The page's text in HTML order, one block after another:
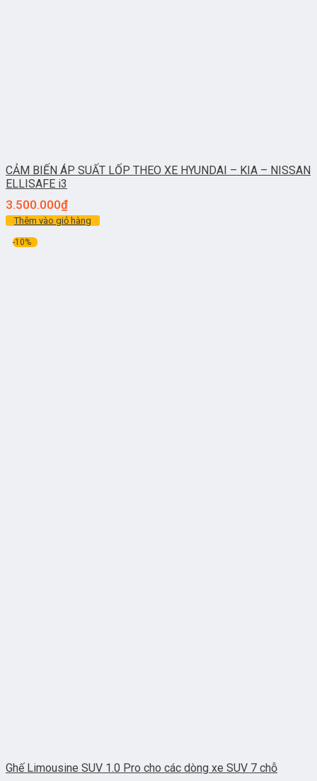
CẢM BIẾN ÁP SUẤT LỐP THEO XE HYUNDAI – KIA – NISSAN
ELLISAFE i3
3.500.000₫
Thêm vào giỏ hàng
-10%
Ghế Limousine SUV 1.0 Pro cho các dòng xe SUV 7 chỗ